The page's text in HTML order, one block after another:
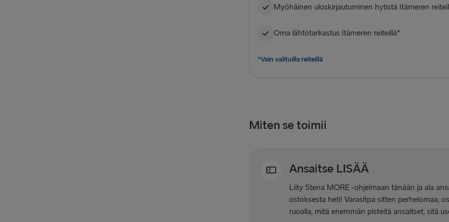
Myöhäinen uloskirjautuminen hytistä Itämeren
Oma lähtötarkastus Itämeren reiteillä*
*Vain valituilla reiteillä
Miten se toimii
Ansaitse LISÄÄ
Liity Stena MORE -ohjelmaan tänään ja ala
ostoksesta heti! Varasitpa sitten perhelomaa,
ruoalla, mitä enemmän pisteitä ansaitset, sitä